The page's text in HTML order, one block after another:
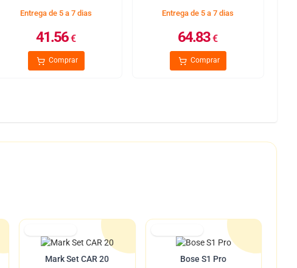
Entrega de 5 a 7 dias
41.56€
Comprar
Entrega de 5 a 7 dias
64.83€
Comprar
Mark Set CAR 20 Bose S1 Pro